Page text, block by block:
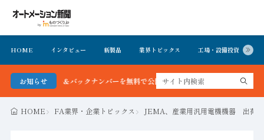
HOME インタビュー 新製品 業界トピックス 工場・設備投資
お知らせ
最新号＆バックナンバーを無料で公開中 詳細はこちら
HOME FA業界・企業トピックス JEMA、産業用汎用電機機器 出荷